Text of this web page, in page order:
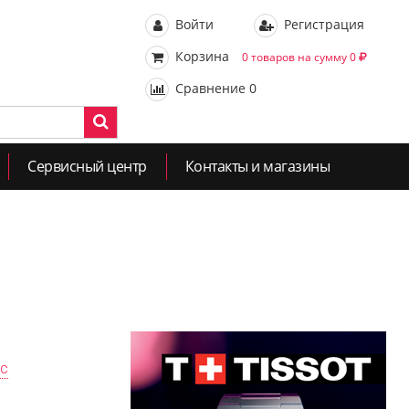
Войти
Регистрация
Корзина
0 товаров на сумму 0
Сравнение 0
Сервисный центр Контакты и магазины